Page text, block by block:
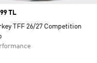
TL
TFF 26/27 Competition